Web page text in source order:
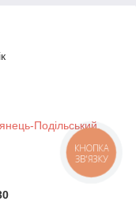
Подільський,
КНОПКА
ЗВ'ЯЗКУ